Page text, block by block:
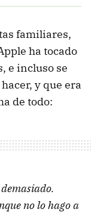
familiares,
ha tocado
e incluso se
y que era
de todo:
no lo hago a